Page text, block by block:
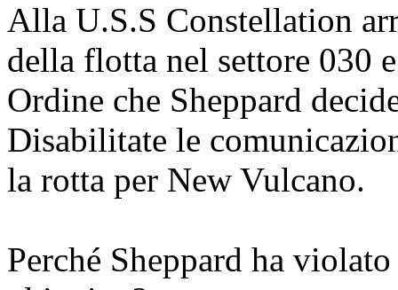
Alla U.S.S Constellation
della flotta nel settore 030
Ordine che Sheppard
Disabilitate le
la rotta per New Vulcano.
Perché Sheppard ha